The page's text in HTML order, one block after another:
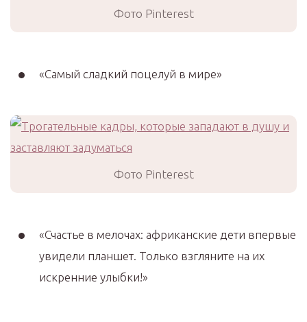
Фото Pinterest
«Самый сладкий поцелуй в мире»
Фото Pinterest
«Счастье в мелочах: африканские дети впервые
увидели планшет. Только взгляните на их
искренние улыбки!»